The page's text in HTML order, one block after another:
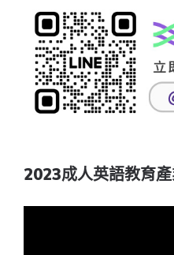
2023成人英語教育